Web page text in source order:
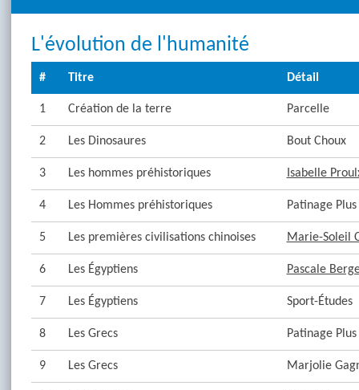
L'évolution de l'humanité
# Titre Détail
1 Création de la terre Parcelle
2 Les Dinosaures Bout Choux
3 Les hommes préhistoriques Isabelle
4 Les Hommes préhistoriques Patinage Plus
5 Les premières civilisations chinoises Marie-Soleil
6 Les Égyptiens Pascale
7 Les Égyptiens Sport-Études
8 Les Grecs Patinage Plus
9 Les Grecs Marjolie